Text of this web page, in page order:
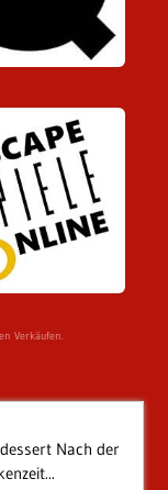
Verkäufen.
Nach der